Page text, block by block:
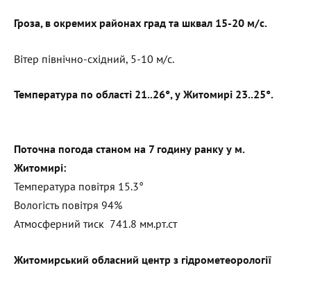
Гроза, в окремих районах град та шквал 15-20 м/с.
Вітер північно-східний, 5-10 м/с.
Температура по області 21..26°, у Житомирі 23..25°.
Поточна погода станом на 7 годину ранку у м.
Житомирі:
Температура повітря 15.3°
Вологість повітря 94%
Атмосферний тиск 741.8 мм.рт.ст
Житомирський обласний центр з гідрометеорології